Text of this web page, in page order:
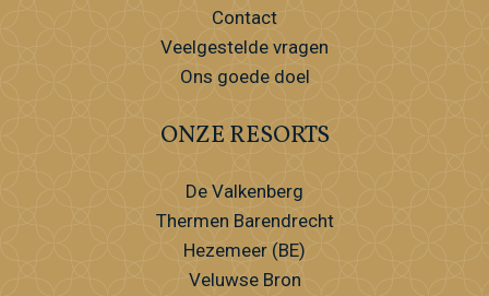
Contact
Veelgestelde vragen
Ons goede doel
ONZE RESORTS
De Valkenberg
Thermen Barendrecht
Hezemeer (BE)
Veluwse Bron